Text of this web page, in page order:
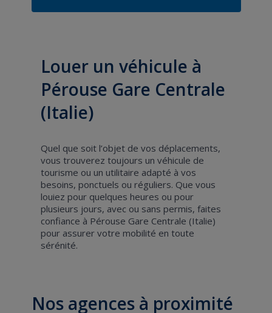
Louer un véhicule à
Pérouse Gare Centrale
(Italie)
Quel que soit l’objet de vos déplacements,
vous trouverez toujours un véhicule de
tourisme ou un utilitaire adapté à vos
besoins, ponctuels ou réguliers. Que vous
louiez pour quelques heures ou pour
plusieurs jours, avec ou sans permis, faites
confiance à Pérouse Gare Centrale (Italie)
pour assurer votre mobilité en toute
sérénité.
Nos agences à proximité